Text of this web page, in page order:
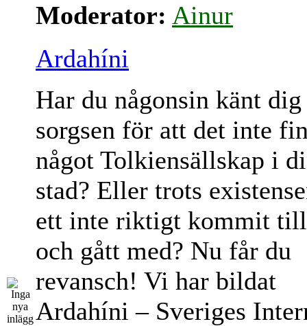
Moderator: Ainur
Ardahíni
Har du någonsin känt dig
sorgsen för att det inte
något Tolkiensällskap i
stad? Eller trots
ett inte riktigt kommit
och gått med? Nu får du
revansch! Vi har bildat
Ardahíni – Sveriges